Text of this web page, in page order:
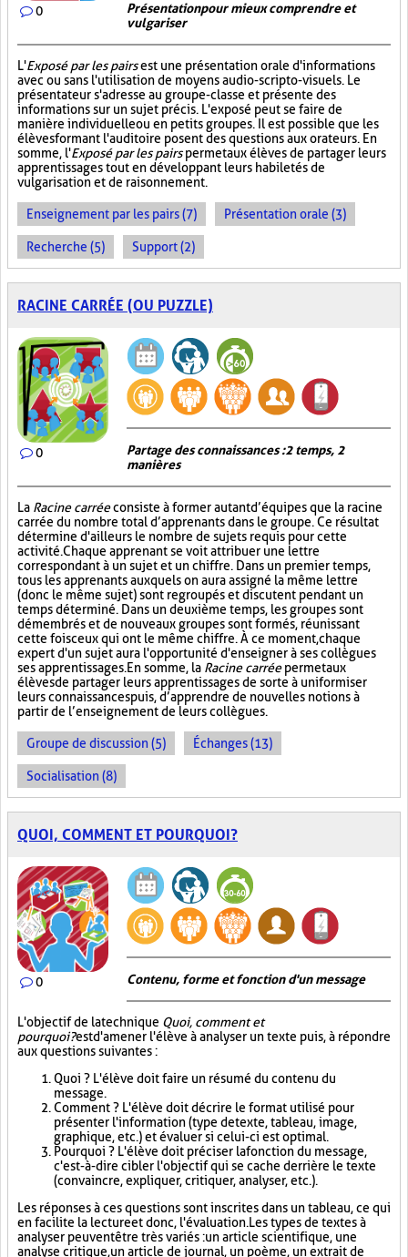
0
Présentation pour mieux comprendre et
vulgariser
L'Exposé par les pairsest une présentation orale d'informations
avec ou sans l'utilisation de moyens audio-scripto-visuels. Le
présentateur s'adresse au groupe-classe et présente des
informations sur un sujet précis. L'exposé peut se faire de
manière individuelle ou en petits groupes. Il est possible que les
élèves formant l'auditoire posent des questions aux orateurs. En
somme, l'Exposé par les pairspermet aux élèves de partager leurs
apprentissages tout en développant leurs habiletés de
vulgarisation et de raisonnement.
Enseignement par les pairs (7) Présentation orale (3)
Recherche (5) Support (2)
RACINE CARRÉE (OU PUZZLE)
0
Partage des connaissances : 2 temps, 2
manières
La Racine carréeconsiste à former autant d’équipes que la racine
carrée du nombre total d’apprenants dans le groupe. Ce résultat
détermine d'ailleurs le nombre de sujets requis pour cette
activité. Chaque apprenant se voit attribuer une lettre
correspondant à un sujet et un chiffre. Dans un premier temps,
tous les apprenants auxquels on aura assigné la même lettre
(donc le même sujet) sont regroupés et discutent pendant un
temps déterminé. Dans un deuxième temps, les groupes sont
démembrés et de nouveaux groupes sont formés, réunissant
cette fois ceux qui ont le même chiffre. À ce moment, chaque
expert d'un sujet aura l'opportunité d'enseigner à ses collègues
ses apprentissages. En somme, la Racine carréepermet aux
élèves de partager leurs apprentissages de sorte à uniformiser
leurs connaissances puis, d’apprendre de nouvelles notions à
partir de l’enseignement de leurs collègues.
Groupe de discussion (5) Échanges (13)
Socialisation (8)
QUOI, COMMENT ET POURQUOI?
0 Contenu, forme et fonction d'un message
L'objectif de la technique Quoi, comment et
pourquoi?est d'amener l'élève à analyser un texte puis, à répondre
aux questions suivantes :
Quoi ? L'élève doit faire un résumé du contenu du
message.
Comment ? L'élève doit décrire le format utilisé pour
présenter l'information (type de texte, tableau, image,
graphique, etc.) et évaluer si celui-ci est optimal.
Pourquoi ? L'élève doit préciser la fonction du message,
c'est-à-dire cibler l'objectif qui se cache derrière le texte
(convaincre, expliquer, critiquer, analyser, etc.).
Les réponses à ces questions sont inscrites dans un tableau, ce qui
en facilite la lecture et donc, l'évaluation. Les types de textes à
analyser peuvent être très variés : un article scientifique, une
analyse critique, un article de journal, un poème, un extrait de